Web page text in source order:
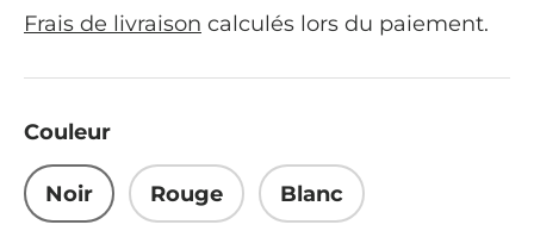
Frais de livraison calculés lors du paiement.
Couleur
Noir Rouge Blanc